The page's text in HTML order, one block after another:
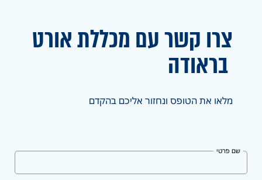
צרו קשר עם מכללת אורט
בראודה
מלאו את הטופס ונחזור אליכם בהקדם
שם פרטי